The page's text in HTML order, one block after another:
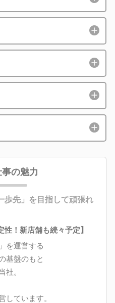
の魅力
歩先」を目指して頑張れ
性！新店舗も続々予定】
を運営する
基盤のもと
社。
しています。